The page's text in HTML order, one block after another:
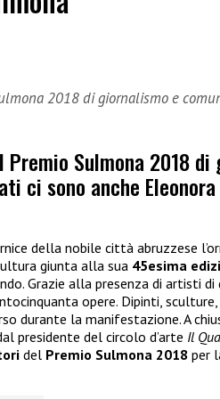
2018 di giornalismo e
Sulmona 2018 di
ci sono anche
della nobile città abruzzese
giunta alla sua 45esima
Grazie alla presenza di artisti di
opere. Dipinti,
durante la manifestazione. A
presidente del circolo d’arte Il
del Premio Sulmona 2018 per